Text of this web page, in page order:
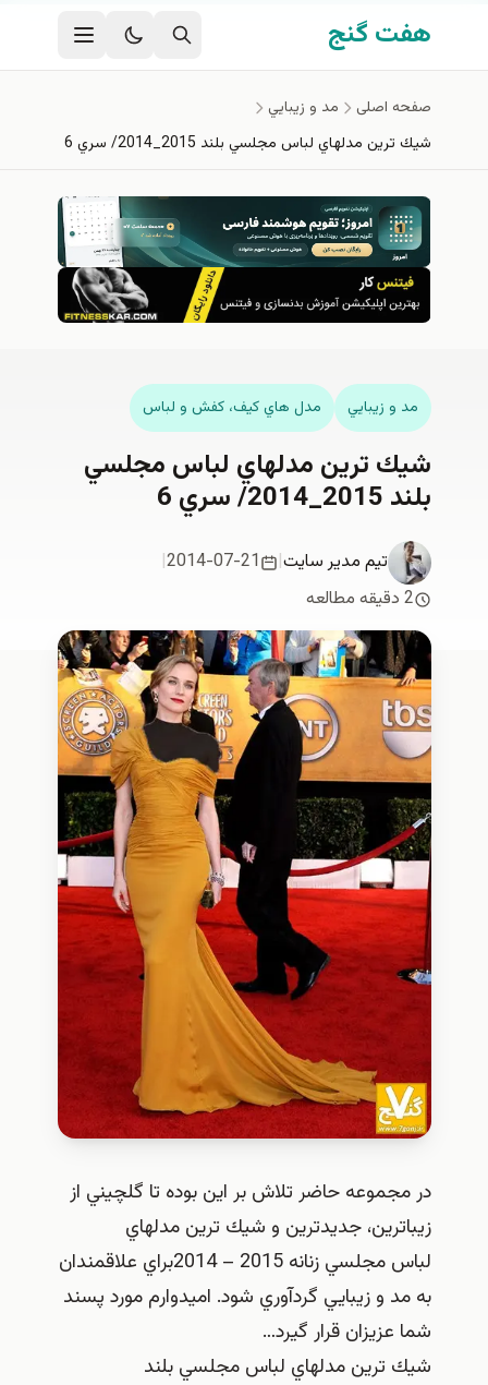
رفتن به محتوای اصلی
هفت گنج
صفحه اصلی
مد و زيبايي
شيك ترين مدلهاي لباس مجلسي بلند 2015_2014/ سري 6
مد و زيبايي مدل هاي كيف، كفش و لباس
شيك ترين مدلهاي لباس مجلسي
بلند 2015_2014/ سري 6
تیم مدیر سایت|
2014-07-21
|
2 دقیقه مطالعه
در مجموعه حاضر تلاش بر اين بوده تا گلچيني از
زيباترين، جديدترين و شيك ترين مدلهاي
لباس مجلسي زنانه 2015 – 2014براي علاقمندان
به مد و زيبايي گردآوري شود. اميدوارم مورد پسند
شما عزيزان قرار گيرد…
شيك ترين مدلهاي لباس مجلسي بلند